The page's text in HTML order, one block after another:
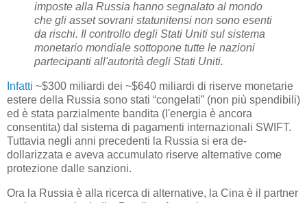
imposte alla Russia hanno segnalato al mondo
che gli asset sovrani statunitensi non sono esenti
da rischi. Il controllo degli Stati Uniti sul sistema
monetario mondiale sottopone tutte le nazioni
partecipanti all'autorità degli Stati Uniti.
Infatti ~$300 miliardi dei ~$640 miliardi di riserve monetarie
estere della Russia sono stati “congelati” (non più spendibili)
ed è stata parzialmente bandita (l'energia è ancora
consentita) dal sistema di pagamenti internazionali SWIFT.
Tuttavia negli anni precedenti la Russia si era de-
dollarizzata e aveva accumulato riserve alternative come
protezione dalle sanzioni.
Ora la Russia è alla ricerca di alternative, la Cina è il partner